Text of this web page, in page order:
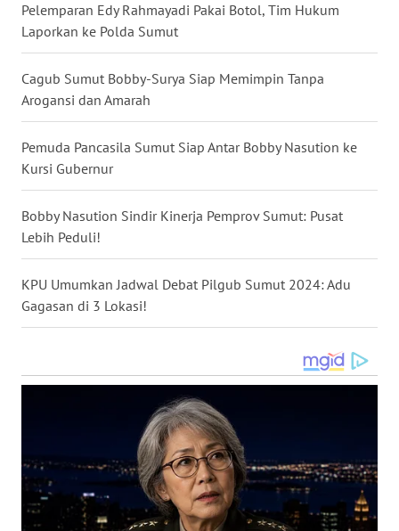
Pelemparan Edy Rahmayadi Pakai Botol, Tim Hukum
Laporkan ke Polda Sumut
Cagub Sumut Bobby-Surya Siap Memimpin Tanpa
Arogansi dan Amarah
Pemuda Pancasila Sumut Siap Antar Bobby Nasution ke
Kursi Gubernur
Bobby Nasution Sindir Kinerja Pemprov Sumut: Pusat
Lebih Peduli!
KPU Umumkan Jadwal Debat Pilgub Sumut 2024: Adu
Gagasan di 3 Lokasi!
WN
TOBA
NIAS
WN
LANGKAT
WN
WN
KARO